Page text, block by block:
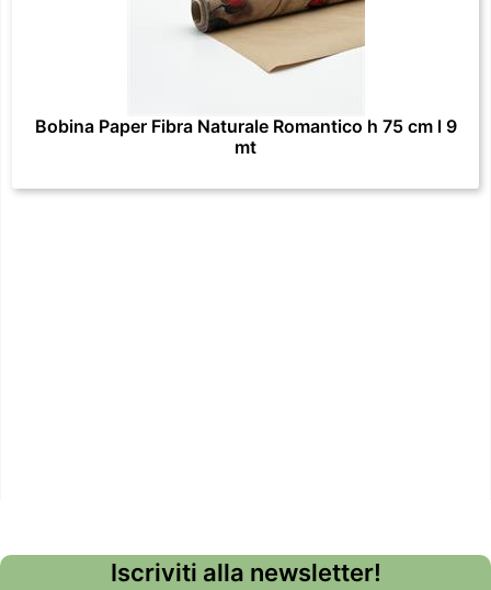
Bobina Paper Fibra Naturale Romantico h 75 cm l 9
mt
Iscriviti alla newsletter!